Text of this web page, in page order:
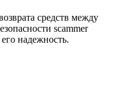
средств между
scammer
надежность.